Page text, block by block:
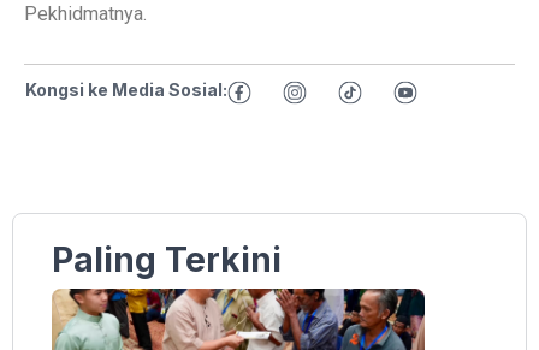
Pekhidmatnya.
Kongsi ke Media Sosial:
Paling Terkini